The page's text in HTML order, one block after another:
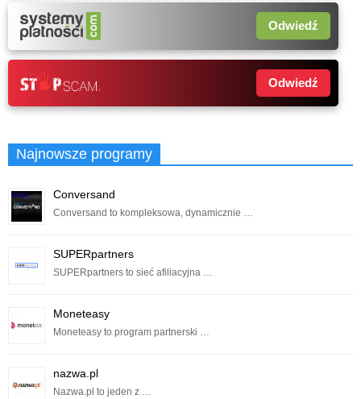
Odwiedź
Odwiedź
Najnowsze programy
Conversand
Conversand to kompleksowa, dynamicznie …
SUPERpartners
SUPERpartners to sieć afiliacyjna …
Moneteasy
Moneteasy to program partnerski …
nazwa.pl
Nazwa.pl to jeden z …